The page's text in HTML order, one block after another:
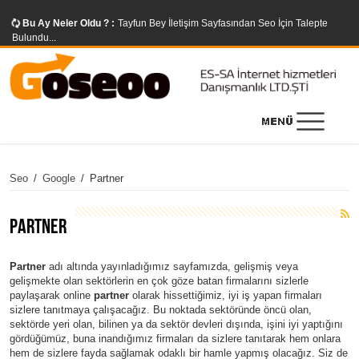
Bu Ay Neler Oldu ? : Tayfun Bey İletişim Sayfasından Seo İçin Talepte
Bulundu...
Seo / Google / Partner
Partner
Partner adı altında yayınladığımız sayfamızda, gelişmiş veya
gelişmekte olan sektörlerin en çok göze batan firmalarını sizlerle
paylaşarak onlinepartner olarak hissettiğimiz, iyi iş yapan firmaları
sizlere tanıtmaya çalışacağız. Bu noktada sektöründe öncü olan,
sektörde yeri olan, bilinen ya da sektör devleri dışında, işini iyi yaptığını
gördüğümüz, buna inandığımız firmaları da sizlere tanıtarak hem onlara
hem de sizlere fayda sağlamak odaklı bir hamle yapmış olacağız. Siz de